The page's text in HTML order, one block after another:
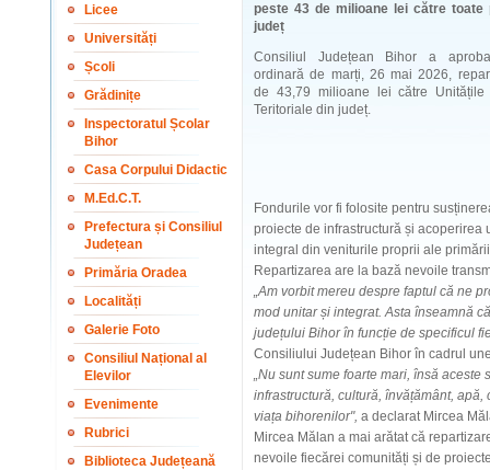
Licee
Universități
Școli
Grădinițe
Inspectoratul Școlar
Bihor
Casa Corpului Didactic
M.Ed.C.T.
Prefectura și Consiliul
Județean
Primăria Oradea
Localități
Galerie Foto
Consiliul Național al
Elevilor
Evenimente
Rubrici
Biblioteca Județeană
peste 43 de milioane lei către toate
județ
Consiliul Județean Bihor a
ordinară de marți, 26 mai 2026,
de 43,79 milioane lei către Unitățile
Teritoriale din județ.
Fondurile vor fi folosite pentru
proiecte de infrastructură și acoperirea
integral din veniturile proprii ale
Repartizarea are la bază nevoile
„Am vorbit mereu despre faptul că ne
mod unitar și integrat. Asta înseamnă
județului Bihor în funcție de specificul
Consiliului Județean Bihor în cadrul
„Nu sunt sume foarte mari, însă
infrastructură, cultură, învățământ,
viața bihorenilor", a declarat Mircea
Mircea Mălan a mai arătat că
nevoile fiecărei comunități și de